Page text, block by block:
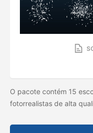
O pacote contém 15
fotorrealistas de alta